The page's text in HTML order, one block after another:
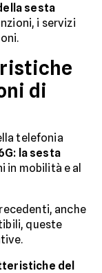
sesta
i servizi
di
telefonia
la sesta
in mobilità e al
anche
queste
del